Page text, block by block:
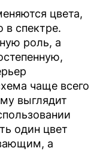
цвета,
в спектре.
роль, а
чаще всего
выглядит
один цвет
а